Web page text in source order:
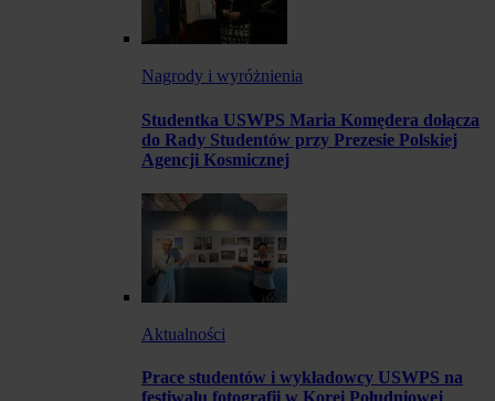
Nagrody i wyróżnienia
Studentka USWPS Maria Komędera dołącza
do Rady Studentów przy Prezesie Polskiej
Agencji Kosmicznej
Aktualności
Prace studentów i wykładowcy USWPS na